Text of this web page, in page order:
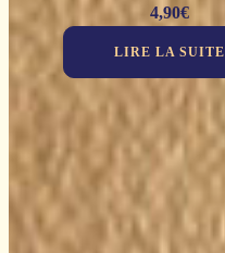
4,90€
LIRE LA SUITE